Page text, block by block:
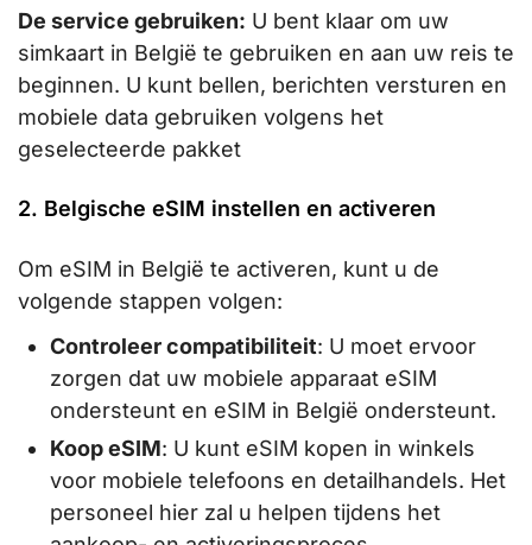
De service gebruiken: U bent klaar om uw
simkaart in België te gebruiken en aan uw reis te
beginnen. U kunt bellen, berichten versturen en
mobiele data gebruiken volgens het
geselecteerde pakket
2. Belgische eSIM instellen en activeren
Om eSIM in België te activeren, kunt u de
volgende stappen volgen:
Controleer compatibiliteit: U moet ervoor
zorgen dat uw mobiele apparaat eSIM
ondersteunt en eSIM in België ondersteunt.
Koop eSIM: U kunt eSIM kopen in winkels
voor mobiele telefoons en detailhandels. Het
personeel hier zal u helpen tijdens het